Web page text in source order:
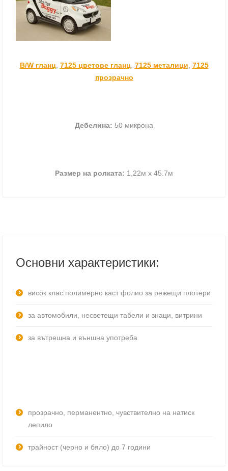
B/W гланц, 7125 цветове гланц, 7125 металици 7125
прозрачно
Дебелина: 50 микрона
Размер на ролката: 1,22м х 45.7м
Основни характеристики:
висок клас полимерно каст фолио за режещи плотери
за автомобили, несветещи табели и знаци, витрини
за вътрешна и външна употреба
прозрачно, перманентно, чувствително на натиск
лепило
трайност (черно и бяло) до 7 години